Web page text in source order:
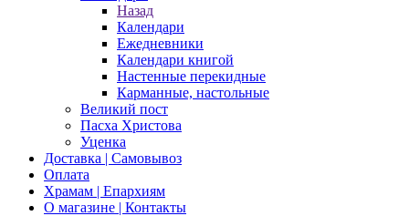
Назад
Календари
Ежедневники
Календари книгой
Настенные перекидные
Карманные, настольные
Великий пост
Пасха Христова
Уценка
Доставка | Самовывоз
Оплата
Храмам | Епархиям
О магазине | Контакты